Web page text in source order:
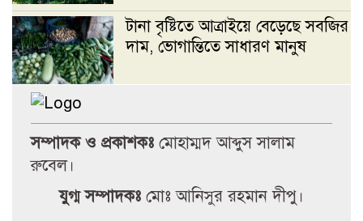
টানা বৃষ্টিতে আত্রাইয়ে বেড়েছে সবজির
দাম, ভোগান্তিতে সাধারণ মানুষ
হত্যার বিচার দুই বছরেও হয়নি
প্রক্টরের অপসারণসহ ৯ দফা দাবিতে
উপাচার্যের কাছে জকসুর স্মারকলিপি
সম্পাদক ও প্রকাশকঃমোহাম্মদ আব্দুস সালাম
রুবেল।
যুগ্ম সম্পাদকঃ মোঃ আনিসুর রহমান দীপু।